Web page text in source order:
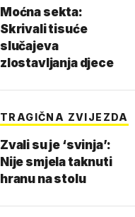
Moćna sekta:
Skrivali tisuće
slučajeva
zlostavljanja djece
TRAGIČNA ZVIJEZDA
Zvali su je ‘svinja’:
Nije smjela taknuti
hranu na stolu